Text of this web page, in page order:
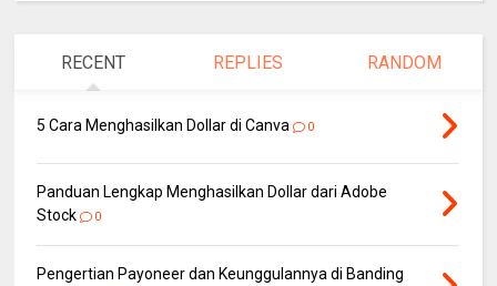
RECENT REPLIES RANDOM
5 Cara Menghasilkan Dollar di Canva 0
Panduan Lengkap Menghasilkan Dollar dari Adobe
Stock
0
Pengertian Payoneer dan Keunggulannya di Banding